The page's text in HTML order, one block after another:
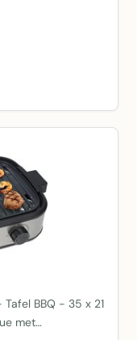
BBQ - 35 x 21
met…